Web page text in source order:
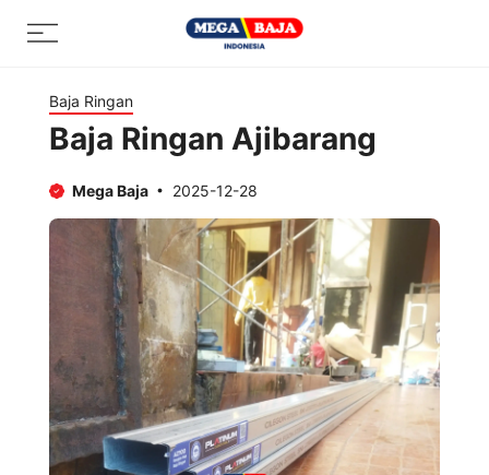
Menu
Baja Ringan
Baja Ringan Ajibarang
Mega Baja 2025-12-28